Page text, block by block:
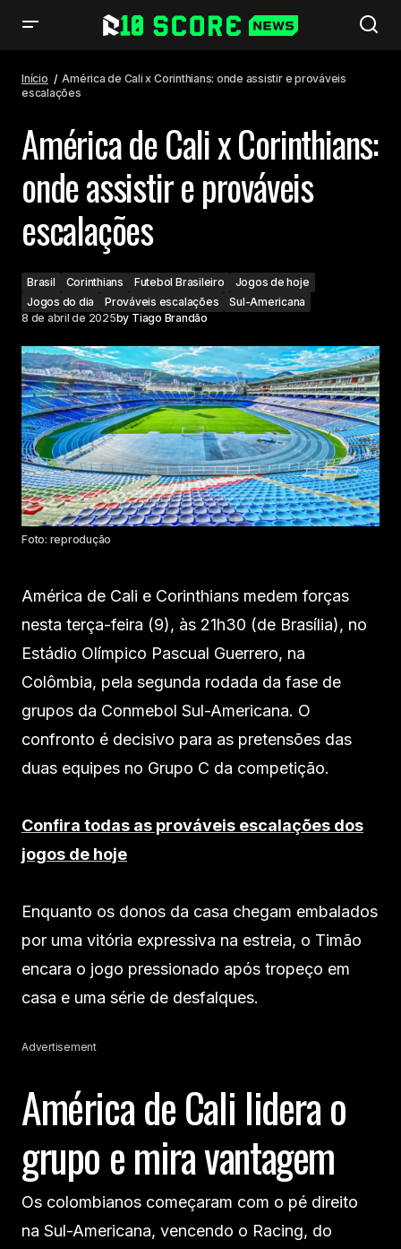
Início
América de Cali x Corinthians: onde assistir e prováveis
escalações
América de Cali x Corinthians:
onde assistir e prováveis
escalações
Brasil Corinthians Futebol Brasileiro
Jogos de hoje
Jogos do dia
Prováveis escalações
Sul-Americana
8 de abril de 2025by Tiago Brandão
Foto: reprodução
América de Cali e Corinthians medem forças
nesta terça-feira (9), às 21h30 (de Brasília), no
Estádio Olímpico Pascual Guerrero, na
Colômbia, pela segunda rodada da fase de
grupos da Conmebol Sul-Americana. O
confronto é decisivo para as pretensões das
duas equipes no Grupo C da competição.
Confira todas as prováveis escalações dos
jogos de hoje
Enquanto os donos da casa chegam embalados
por uma vitória expressiva na estreia, o Timão
encara o jogo pressionado após tropeço em
casa e uma série de desfalques.
Advertisement
América de Cali lidera o
grupo e mira vantagem
Os colombianos começaram com o pé direito
na Sul-Americana, vencendo o Racing, do